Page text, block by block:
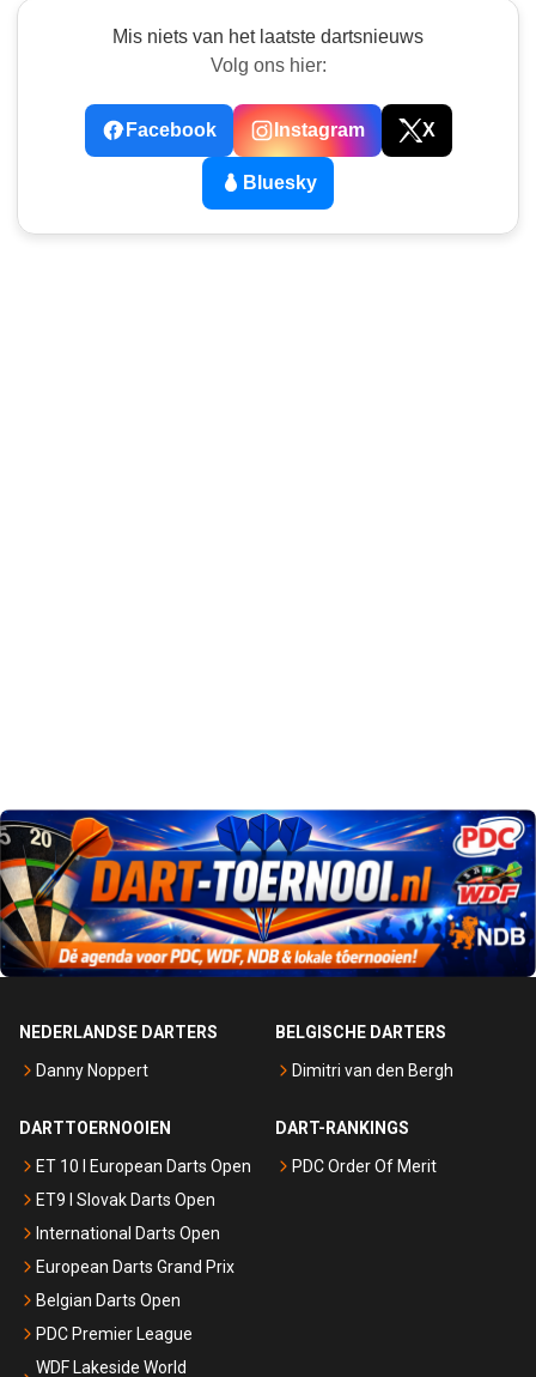
Mis niets van het laatste dartsnieuws
Volg ons hier:
Facebook Instagram X
Bluesky
NEDERLANDSE DARTERS
Danny Noppert
BELGISCHE DARTERS
Dimitri van den Bergh
DARTTOERNOOIEN
ET 10 I European Darts Open
ET9 I Slovak Darts Open
International Darts Open
European Darts Grand Prix
Belgian Darts Open
PDC Premier League
WDF Lakeside World
DART-RANKINGS
PDC Order Of Merit